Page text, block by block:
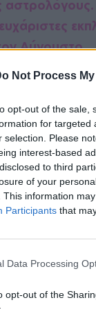
Not Process
opt-out of the sale,
for targeted
selection. Please
interest-based
to third
of your
This information
Participants that
Data Processing
opt-out of the
Αύγουστο.
πόλη είτε
Η γοητεία και
θα